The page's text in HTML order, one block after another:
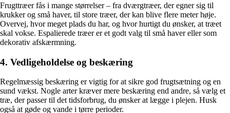
Frugttræer fås i mange størrelser – fra dværgtræer, der egner sig til
krukker og små haver, til store træer, der kan blive flere meter høje.
Overvej, hvor meget plads du har, og hvor hurtigt du ønsker, at træet
skal vokse. Espalierede træer er et godt valg til små haver eller som
dekorativ afskærmning.
4. Vedligeholdelse og beskæring
Regelmæssig beskæring er vigtig for at sikre god frugtsætning og en
sund vækst. Nogle arter kræver mere beskæring end andre, så vælg et
træ, der passer til det tidsforbrug, du ønsker at lægge i plejen. Husk
også at gøde og vande i tørre perioder.